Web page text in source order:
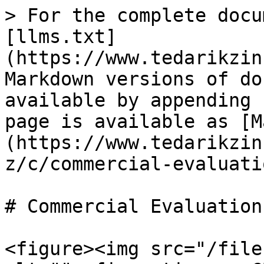
> For the complete
[llms.txt]
(https://
Markdown versions of
available by
page is available as
(https://
z/c/commercial-
# Commercial Evaluation
<figure><img src="/files/